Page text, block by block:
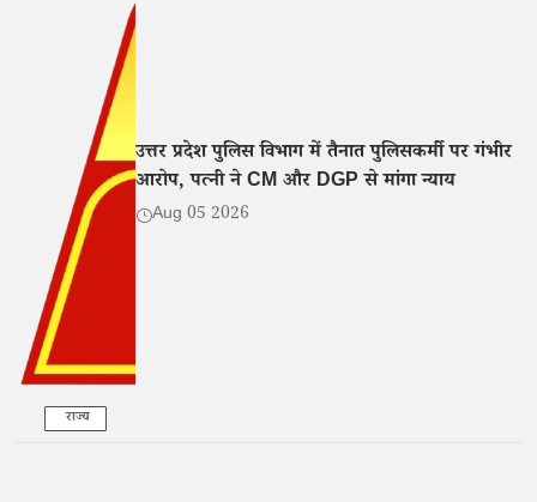
राज्य
उत्तर प्रदेश पुलिस विभाग में तैनात पुलिसकर्मी पर गंभीर
आरोप, पत्नी ने CM और DGP से मांगा न्याय
Aug 05 2026